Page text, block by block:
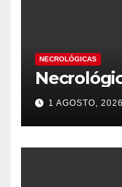
NECROLÓGICAS
1 AGOSTO, 2026